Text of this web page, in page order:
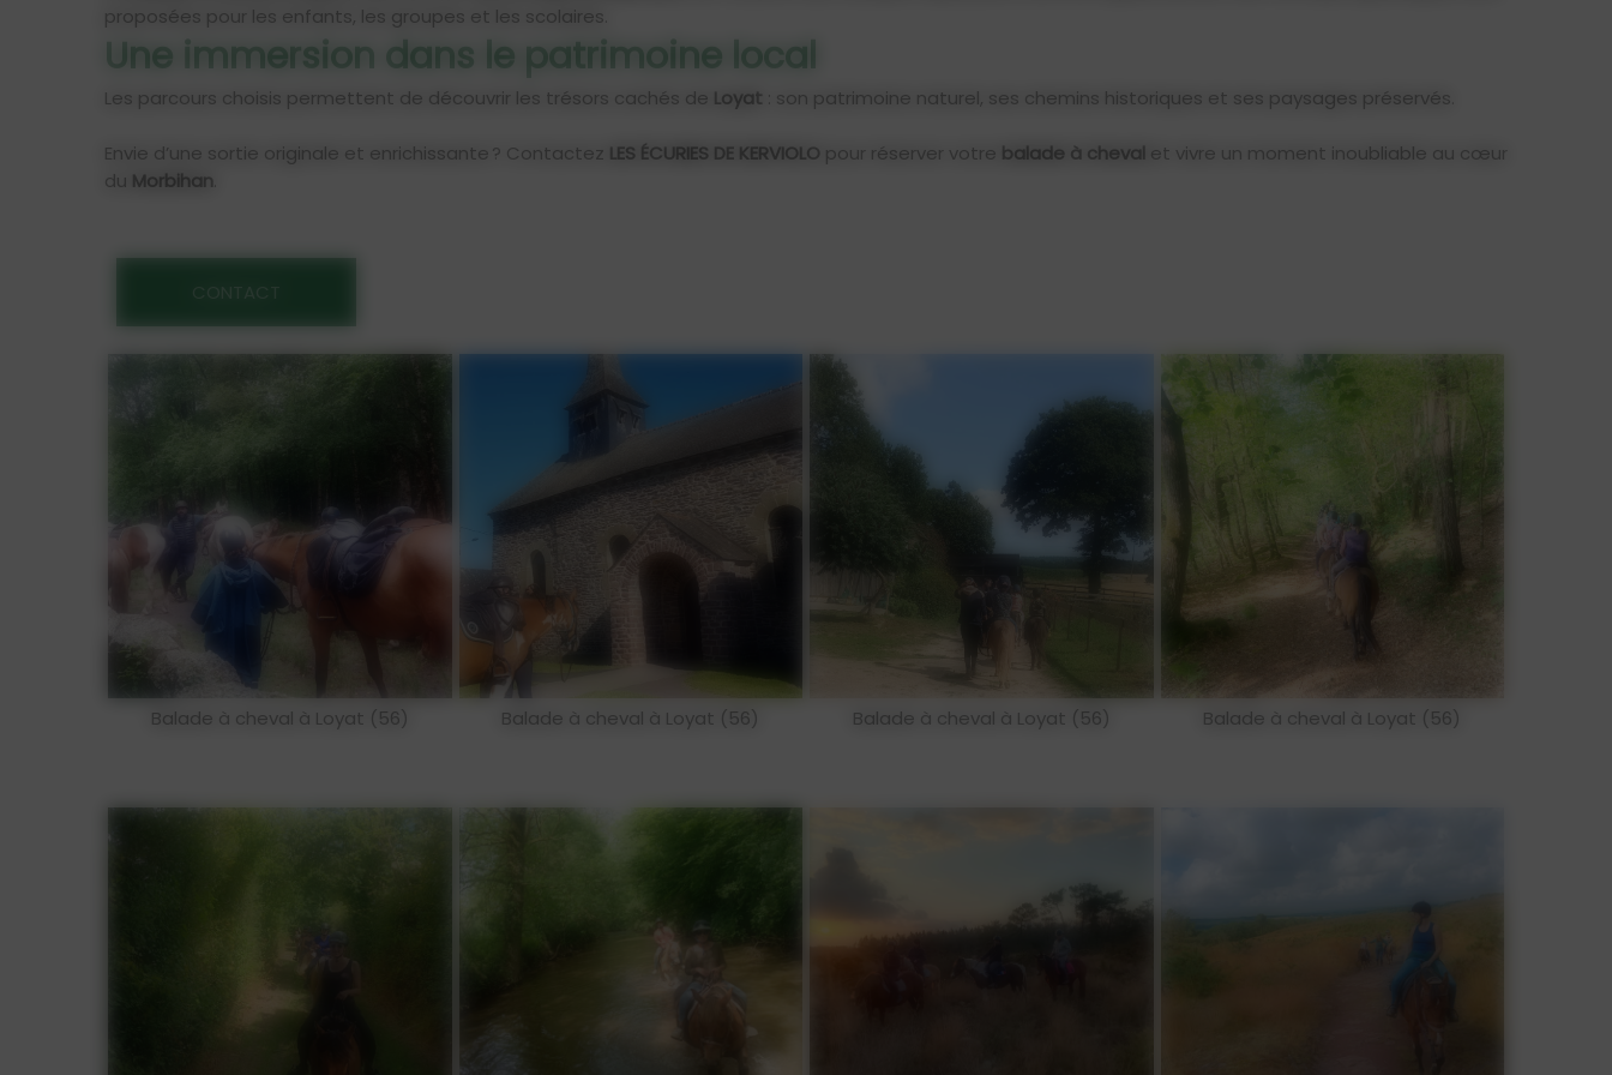
proposées pour les enfants, les groupes et les scolaires.
Une immersion dans le patrimoine local
Les parcours choisis permettent de découvrir les trésors cachés de Loyat : son patrimoine naturel, ses chemins historiques et ses paysages préservés.
Envie d’une sortie originale et enrichissante ? Contactez LES ÉCURIES DE KERVIOLO pour réserver votre balade à cheval et vivre un moment inoubliable au cœur
du Morbihan
Balade à cheval à Loyat (56) Balade à cheval à Loyat (56) Balade à cheval à Loyat (56) Balade à cheval à Loyat (56)